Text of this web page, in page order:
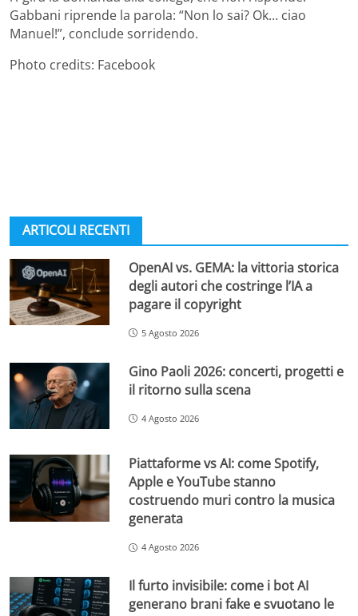
Gabbani riprende la parola: “Non lo sai? Ok… ciao
Manuel!”, conclude sorridendo.
Photo credits: Facebook
ARTICOLI RECENTI
OpenAI vs. GEMA: la vittoria storica
degli autori che costringe l’IA a
pagare il copyright
5 Agosto 2026
Gino Paoli 2026: concerti, progetti e
il ritorno sulla scena
4 Agosto 2026
Piattaforme vs AI: come Spotify,
Apple e YouTube stanno
costruendo muri contro la musica
generata
4 Agosto 2026
Il furto invisibile: come i bot AI
generano brani fake e svuotano le